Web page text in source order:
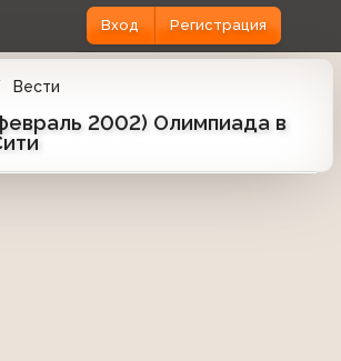
Вход Регистрация
Вести
2002) Олимпиада в